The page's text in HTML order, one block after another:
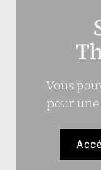
Vous
pour une